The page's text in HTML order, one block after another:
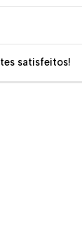
satisfeitos!